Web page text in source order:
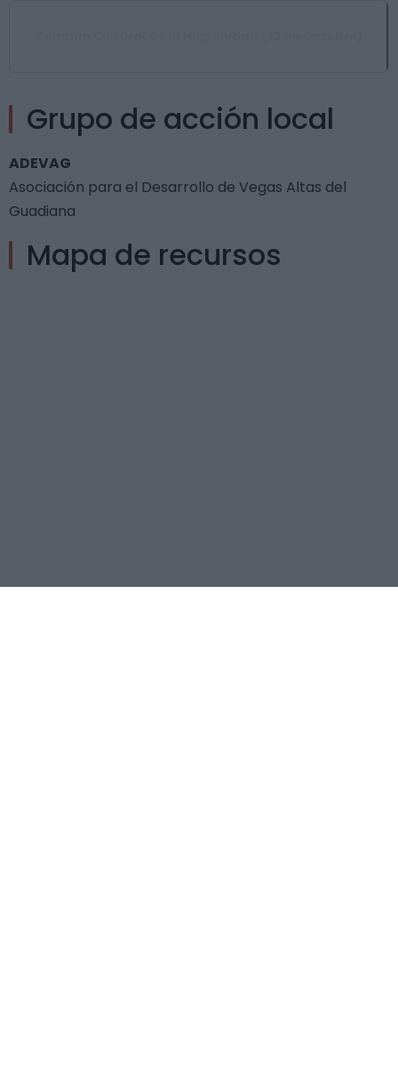
Grupo de acción local
ADEVAG
Asociación para el Desarrollo de Vegas Altas del
Guadiana
Mapa de recursos